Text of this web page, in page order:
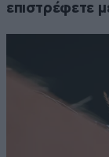
επιστρέφετε